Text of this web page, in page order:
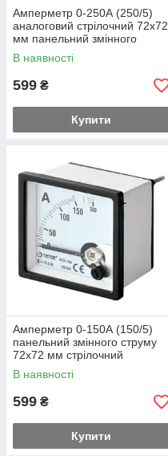
Амперметр 0-250А (250/5)
аналоговий стрілочний 72х72
мм панельний змінного
струму
В наявності
599 ₴
Купити
Амперметр 0-150А (150/5)
панельний змінного струму
72х72 мм стрілочний
В наявності
599 ₴
Купити